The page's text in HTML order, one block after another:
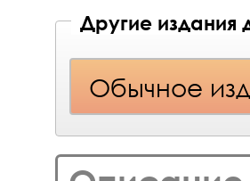
Другие издания
Обычное